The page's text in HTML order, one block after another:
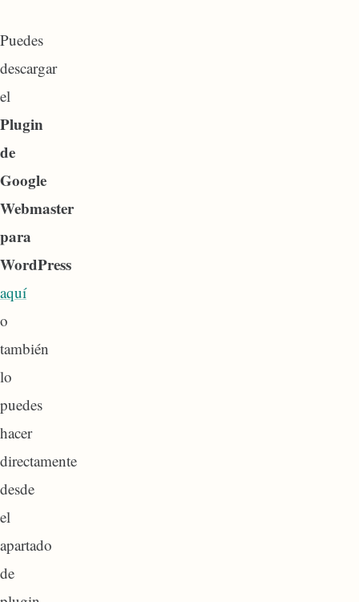
Puedes
descargar
el
Plugin
de
Google
Webmaster
para
WordPress
aquí
o
también
lo
puedes
hacer
directamente
desde
el
apartado
de